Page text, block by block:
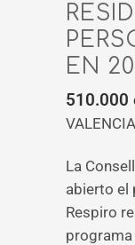
EN
510.000
La
abierto el
Respiro
programa